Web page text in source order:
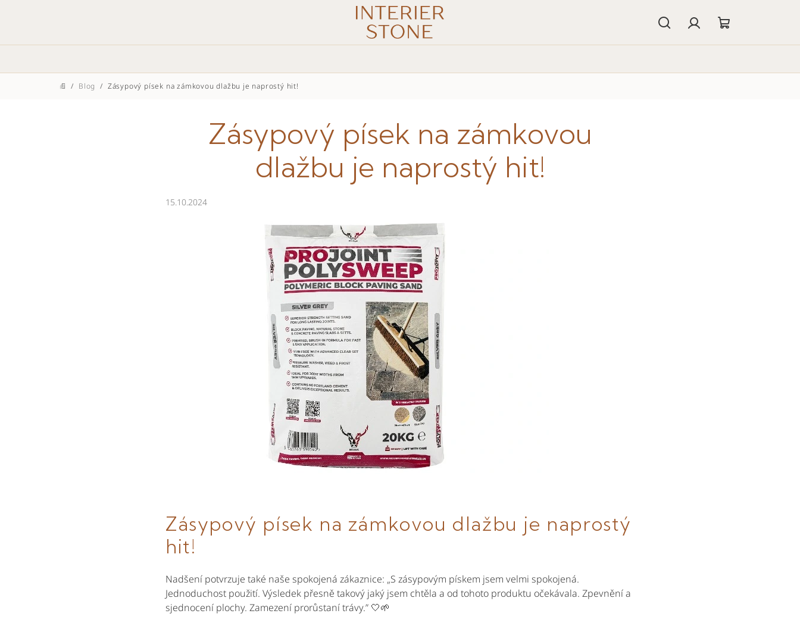
košík
Domů
/ Blog / Zásypový písek na zámkovou dlažbu je naprostý hit!
Zásypový písek na zámkovou
dlažbu je naprostý hit!
15.10.2024
Zásypový písek na zámkovou dlažbu je naprostý
hit!
Nadšení potvrzuje také naše spokojená zákaznice: „S zásypovým pískem jsem velmi spokojená.
Jednoduchost použití. Výsledek přesně takový jaký jsem chtěla a od tohoto produktu očekávala. Zpevnění a
sjednocení plochy. Zamezení prorůstaní trávy.” 🤍🌱